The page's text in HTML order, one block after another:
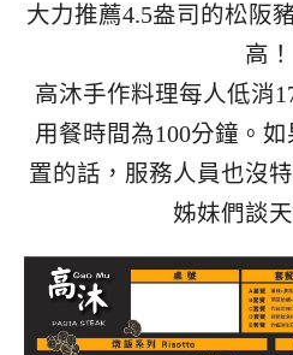
大力推薦4.5盎司的松阪
高！
高沐手作料理每人低消
用餐時間為100分鐘。
置的話，服務人員也沒
姊妹們談